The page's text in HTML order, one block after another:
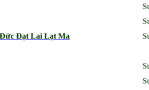
Đức Đạt Lai Lạt Ma